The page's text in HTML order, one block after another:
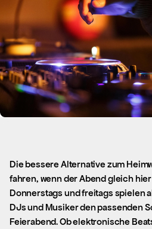
Die bessere Alternative zum
fahren, wenn der Abend gleich
Donnerstags und freitags spielen
DJs und Musiker den passenden
Feierabend. Ob elektronische